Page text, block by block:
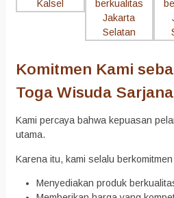
Komitmen Kami
Toga Wisuda
Kami percaya bahwa kepuasan
utama.
Karena itu, kami selalu
Menyediakan produk